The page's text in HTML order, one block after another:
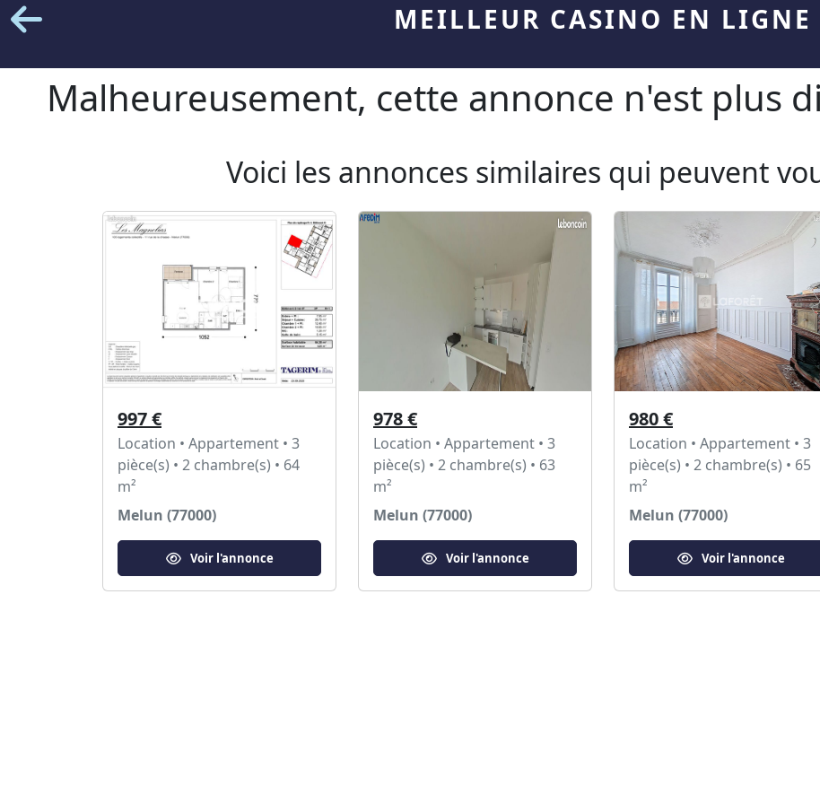
MEILLEUR CASINO EN LIGNE
Malheureusement, cette annonce n'est plus
Voici les annonces similaires qui peuvent
997 €
Location • Appartement • 3
pièce(s) • 2 chambre(s) • 64
m²
Melun (77000)
Voir l'annonce
978 €
Location • Appartement • 3
pièce(s) • 2 chambre(s) • 63
m²
Melun (77000)
Voir l'annonce
980 €
Location • Appartement • 3
pièce(s) • 2 chambre(s) • 65
m²
Melun (77000)
Voir l'annonce